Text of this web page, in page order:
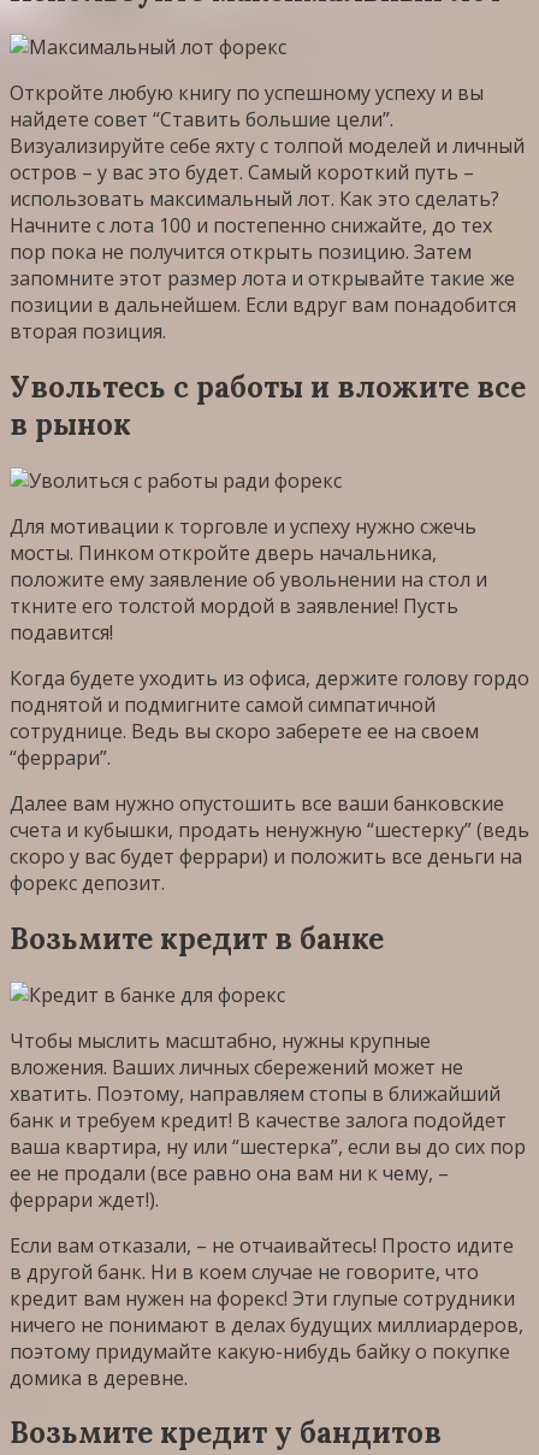
Откройте любую книгу по успешному успеху и вы
найдете совет “Ставить большие цели”.
Визуализируйте себе яхту с толпой моделей и личный
остров – у вас это будет. Самый короткий путь –
использовать максимальный лот. Как это сделать?
Начните с лота 100 и постепенно снижайте, до тех
пор пока не получится открыть позицию. Затем
запомните этот размер лота и открывайте такие же
позиции в дальнейшем. Если вдруг вам понадобится
вторая позиция.
Увольтесь с работы и вложите все
в рынок
Для мотивации к торговле и успеху нужно сжечь
мосты. Пинком откройте дверь начальника,
положите ему заявление об увольнении на стол и
ткните его толстой мордой в заявление! Пусть
подавится!
Когда будете уходить из офиса, держите голову гордо
поднятой и подмигните самой симпатичной
сотруднице. Ведь вы скоро заберете ее на своем
“феррари”.
Далее вам нужно опустошить все ваши банковские
счета и кубышки, продать ненужную “шестерку” (ведь
скоро у вас будет феррари) и положить все деньги на
форекс депозит.
Возьмите кредит в банке
Чтобы мыслить масштабно, нужны крупные
вложения. Ваших личных сбережений может не
хватить. Поэтому, направляем стопы в ближайший
банк и требуем кредит! В качестве залога подойдет
ваша квартира, ну или “шестерка”, если вы до сих пор
ее не продали (все равно она вам ни к чему, –
феррари ждет!).
Если вам отказали, – не отчаивайтесь! Просто идите
в другой банк. Ни в коем случае не говорите, что
кредит вам нужен на форекс! Эти глупые сотрудники
ничего не понимают в делах будущих миллиардеров,
поэтому придумайте какую-нибудь байку о покупке
домика в деревне.
Возьмите кредит у бандитов